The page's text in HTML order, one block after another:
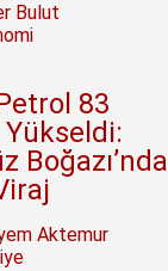
Bulut
83
Yükseldi:
Boğazı’nda
Aktemur